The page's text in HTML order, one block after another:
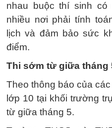
nhau buộc thí sinh có
nhiều nơi phải tính
lịch và đảm bảo sức
điểm.
Thi sớm từ giữa tháng
Theo thông báo của
lớp 10 tại khối trường
từ giữa tháng 5.